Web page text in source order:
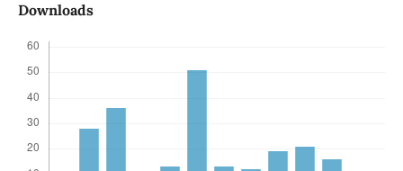
Downloads